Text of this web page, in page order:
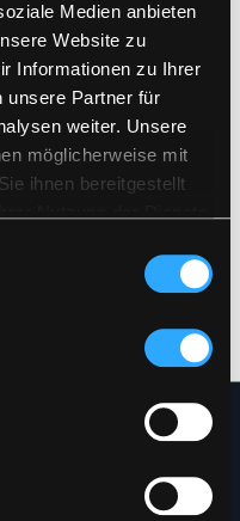
Medien anbieten
Website zu
Informationen zu Ihrer
unsere Partner für
weiter. Unsere
möglicherweise mit
ihnen bereitgestellt
dem Knöchel
neuesten